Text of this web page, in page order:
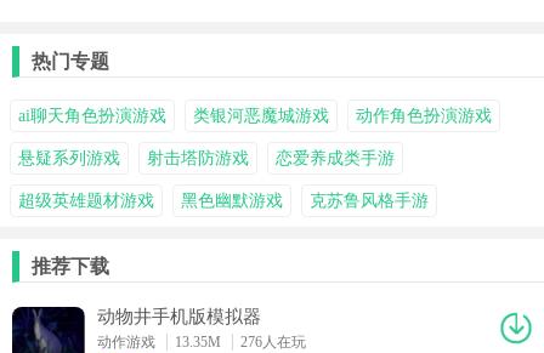
热门专题
ai聊天角色扮演游戏 类银河恶魔城游戏 动作角色扮演游戏
悬疑系列游戏 射击塔防游戏 恋爱养成类手游
超级英雄题材游戏 黑色幽默游戏 克苏鲁风格手游
推荐下载
动物井手机版模拟器
动作游戏 13.35M
276人在玩